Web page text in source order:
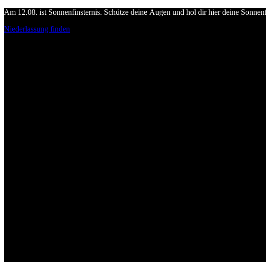
Am 12.08. ist Sonnenfinsternis. Schütze deine Augen und hol dir hier deine
Niederlassung finden